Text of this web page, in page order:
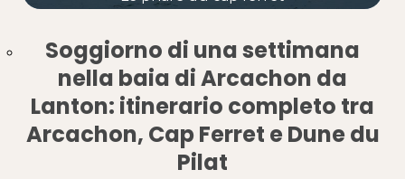
Soggiorno di una settimana
nella baia di Arcachon da
Lanton: itinerario completo tra
Arcachon, Cap Ferret e Dune du
Pilat